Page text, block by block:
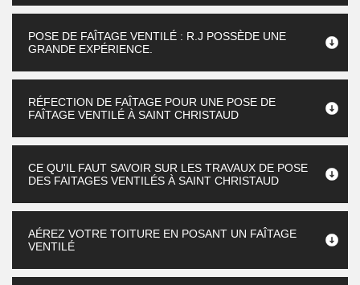
POSE DE FAÎTAGE VENTILÉ : R.J POSSÈDE UNE
GRANDE EXPÉRIENCE.
RÉFECTION DE FAÎTAGE POUR UNE POSE DE
FAÎTAGE VENTILÉ À SAINT CHRISTAUD
CE QU'IL FAUT SAVOIR SUR LES TRAVAUX DE POSE
DES FAITAGES VENTILÉS À SAINT CHRISTAUD
AÉREZ VOTRE TOITURE EN POSANT UN FAÎTAGE
VENTILÉ